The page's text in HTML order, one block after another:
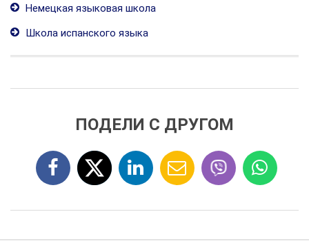
Немецкая языковая школа
Школа испанского языка
ПОДЕЛИ С ДРУГОМ